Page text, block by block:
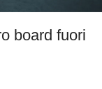
board fuori